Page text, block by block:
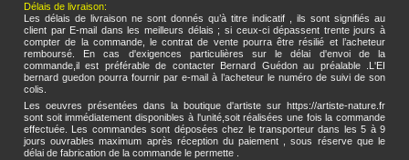
Délais de livraison:
Les délais de livraison ne sont donnés qu’à titre indicatif , ils sont signifiés au
client par E-mail dans les meilleurs délais ; si ceux-ci dépassent trente jours à
compter de la commande, le contrat de vente pourra être résilié et l’acheteur
remboursé. En cas d'exigences particulières sur le délai d'envoi de la
commande,il est préférable de contacter Bernard Guédon au préalable .L'EI
bernard guedon pourra fournir par e-mail à l’acheteur le numéro de suivi de son
colis.
Les oeuvres présentées dans la boutique d'artiste sur https://artiste-nature.fr
sont soit immédiatement disponibles à l'unité,soit réalisées une fois la commande
effectuée. Les commandes sont déposées chez le transporteur dans les 5 à 9
jours ouvrables maximum après réception du paiement , sous réserve que le
délai de fabrication de la commande le permette .